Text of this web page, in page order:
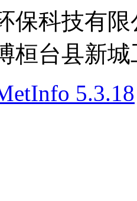
保科技有
桓台县新
5.3.18